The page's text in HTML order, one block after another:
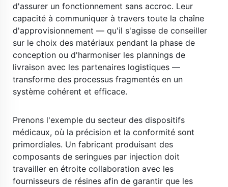
d'assurer un fonctionnement sans accroc. Leur
capacité à communiquer à travers toute la chaîne
d'approvisionnement — qu'il s'agisse de conseiller
sur le choix des matériaux pendant la phase de
conception ou d'harmoniser les plannings de
livraison avec les partenaires logistiques —
transforme des processus fragmentés en un
système cohérent et efficace.
Prenons l'exemple du secteur des dispositifs
médicaux, où la précision et la conformité sont
primordiales. Un fabricant produisant des
composants de seringues par injection doit
travailler en étroite collaboration avec les
fournisseurs de résines afin de garantir que les